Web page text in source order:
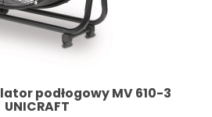
podłogowy MV 610-3
UNICRAFT